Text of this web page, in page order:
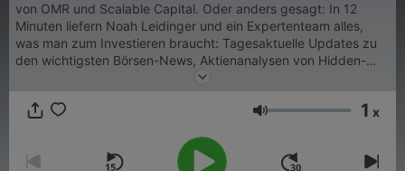
von OMR und Scalable Capital. Oder anders gesagt: In 12
Minuten liefern Noah Leidinger und ein Expertenteam alles,
was man zum Investieren braucht: Tagesaktuelle Updates zu
den wichtigsten Börsen-News, Aktienanalysen von Hidden-
Champions oder bekannten Firmen und Insights von den
zum Investieren, Handeln und Sparen. Wer hier nicht zuhört,
Lautstärke 1 x